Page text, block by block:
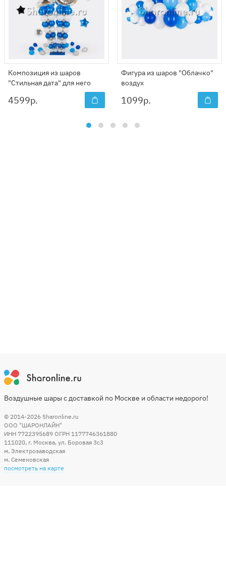
Композиция из шаров
"Стильная дата" для него
4599р.
Фигура из шаров "Облачко"
воздух
1099р.
Воздушные шары с доставкой по Москве и области недорого!
© 2014-2026 Sharonline.ru
ООО "ШАРОНЛАЙН"
ИНН 7722395689 ОГРН 1177746361880
111020, г. Москва, ул. Боровая 3c3
м. Электрозаводская
м. Семеновская
посмотреть на карте